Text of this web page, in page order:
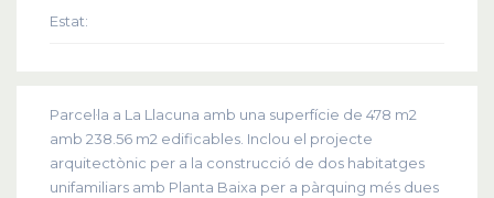
Estat:
Parcel·la a La Llacuna amb una superfície de 478 m2
amb 238.56 m2 edificables. Inclou el projecte
arquitectònic per a la construcció de dos habitatges
unifamiliars amb Planta Baixa per a pàrquing més dues